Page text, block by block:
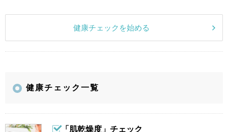
健康チェックを始める
健康チェック一覧
「肌乾燥度」チェック